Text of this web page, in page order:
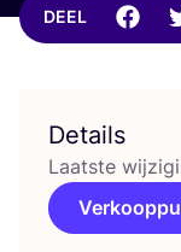
DEEL
Details
Laatste